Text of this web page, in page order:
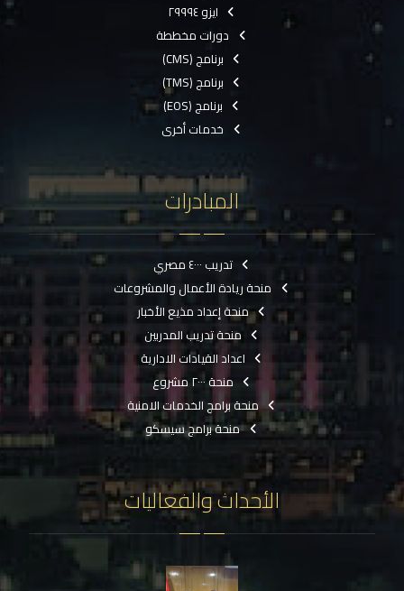
ايزو ٢٩٩٩٤
دورات مخططة
برنامج (CMS)
برنامج (TMS)
برنامج (EOS)
خدمات أخرى
المبادرات
تدريب ٤٠٠٠ مصري
منحة ريادة الأعمال والمشروعات
منحة إعداد مذيع الأخبار
منحة تدريب المدربين
اعداد القيادات الادارية
منحة ٢٠٠٠ مشروع
منحة برامج الخدمات الامنية
منحة برامج سيسكو
الأحداث والفعاليات